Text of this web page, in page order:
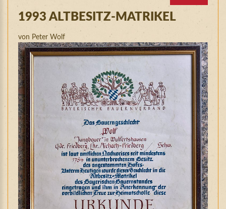
1993 ALTBESITZ-MATRIKEL
von Peter Wolf